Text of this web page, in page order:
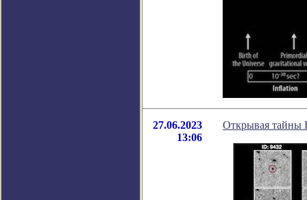
27.06.2023
13:06
Открывая тайны